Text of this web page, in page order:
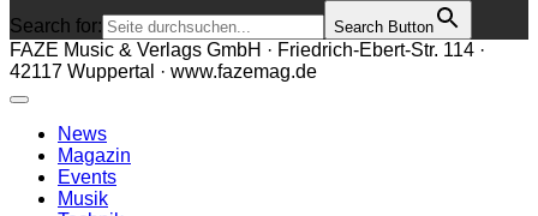
Search for:
Search Button
FAZE Music & Verlags GmbH · Friedrich-Ebert-Str. 114 ·
42117 Wuppertal · www.fazemag.de
News
Magazin
Events
Musik